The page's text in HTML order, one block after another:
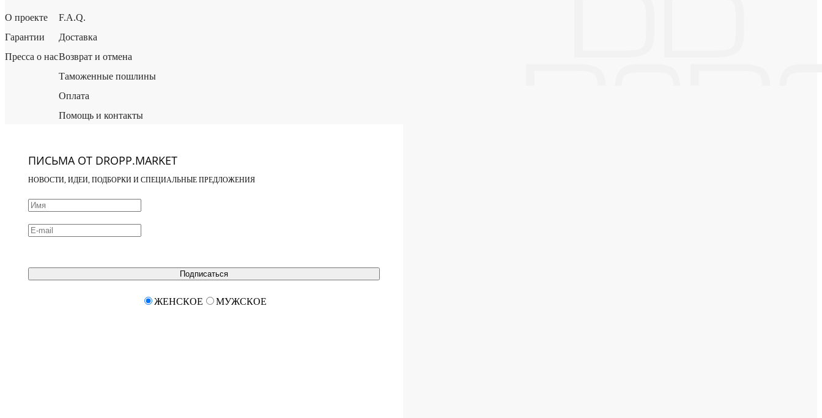
О проекте
Гарантии
Пресса о нас
F.A.Q.
Доставка
Возврат и отмена
Таможенные пошлины
Оплата
Помощь и контакты
ПИСЬМА ОТ DROPP.MARKET
НОВОСТИ, ИДЕИ, ПОДБОРКИ И СПЕЦИАЛЬНЫЕ ПРЕДЛОЖЕНИЯ
Подписаться
ЖЕНСКОЕ МУЖСКОЕ